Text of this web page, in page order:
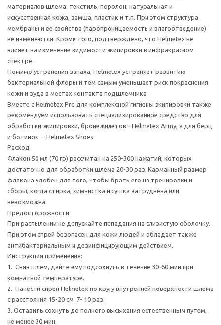
материалов шлема: текстиль, поролон, натуральная и
искусственная кожа, замша, пластик и т.п. При этом структура
мембраны и ее свойства (паропроницаемость и влагоотведение)
не изменяются. Кроме того, подтверждено, что Helmetex не
влияет на изменение видимости экипировки в инфракрасном
спектре.
Помимо устранения запаха, Helmetex устраняет развитию
бактериальной флоры и тем самым уменьшает риск покраснения
кожи и зуда в местах контакта подшлемника.
Вместе с Helmetex Pro для комплексной гигиены экипировки также
рекомендуем использовать специализированное средство для
обработки экипировки, бронежилетов - Helmetex Army, а для берц
и ботинок – Helmetex Shoes.
Расход
Флакон 50 мл (70 гр) рассчитан на 250-300 нажатий, которых
достаточно для обработки шлема 20-30 раз. Карманный размер
флакона удобен для того, чтобы брать его на тренировки и
сборы, когда стирка, химчистка и сушка затруднена или
невозможна.
Предосторожности:
При распылении не допускайте попадания на слизистую оболочку.
При этом спрей безопасен для кожи людей и обладает также
антибактериальным и дезинфицирующим действием.
Инструкция применения:
1. Сняв шлем, дайте ему подсохнуть в течение 30-60 мин при
комнатной температуре.
2. Нанести спрей Helmetex по кругу внутренней поверхности шлема
с расстояния 15-20 см 7- 10 раз.
3. Оставить сохнуть до полного высыхания естественным путем,
не менее 30 мин.